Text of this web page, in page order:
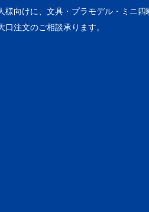
様向けに、文具・プラモデル・ミニ四
口注文のご相談承ります。